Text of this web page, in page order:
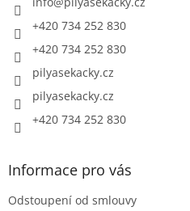
+420 734 252 830
+420 734 252 830
pilyasekacky.cz
pilyasekacky.cz
+420 734 252 830
Informace pro vás
Odstoupení od smlouvy